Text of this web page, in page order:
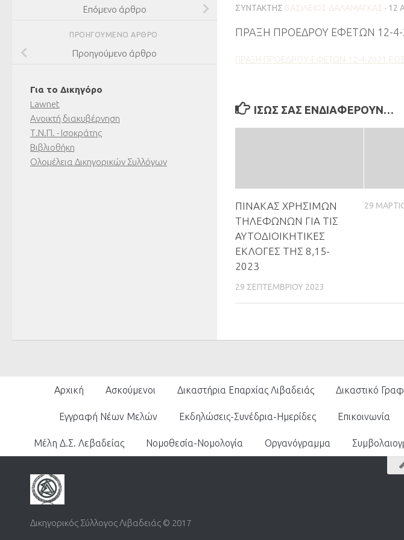
ΣΥΝΤΆΚΤΗΣ ΒΑΣΊΛΕΙΟΣ ΔΑΛΑΜΆΓΚΑΣ · 12
ΠΡΑΞΗ ΠΡΟΕΔΡΟΥ ΕΦΕΤΩΝ 12-4-
ΠΡΑΞΗ-ΠΡΟΕΔΡΟΥ-ΕΦΕΤΩΝ-12-4-2021-
ΊΣΩΣ ΣΑΣ ΕΝΔΙΑΦΈΡΟΥΝ…
ΠΙΝΑΚΑΣ ΧΡΗΣΙΜΩΝ
ΤΗΛΕΦΩΝΩΝ ΓΙΑ ΤΙΣ
ΑΥΤΟΔΙΟΙΚΗΤΙΚΕΣ
ΕΚΛΟΓΕΣ ΤΗΣ 8,15-
2023
29 ΣΕΠΤΕΜΒΡΊΟΥ 2023
29
Επόμενο άρθρο
ΠΡΟΗΓΟΎΜΕΝΟ ΆΡΘΡΟ
Προηγούμενο άρθρο
Για το Δικηγόρο
Lawnet
Ανοικτή διακυβέρνηση
Τ.Ν.Π. - Ισοκράτης
Βιβλιοθήκη
Ολομέλεια Δικηγορικών Συλλόγων
Αρχική Ασκούμενοι Δικαστήρια Επαρχίας Λιβαδειάς Δικαστικό
Εγγραφή Νέων Μελών Εκδηλώσεις-Συνέδρια-Ημερίδες Επικοινωνία
Μέλη Δ.Σ. Λεβαδείας Νομοθεσία-Νομολογία Οργανόγραμμα
Δικηγορικός Σύλλογος Λιβαδειάς © 2017